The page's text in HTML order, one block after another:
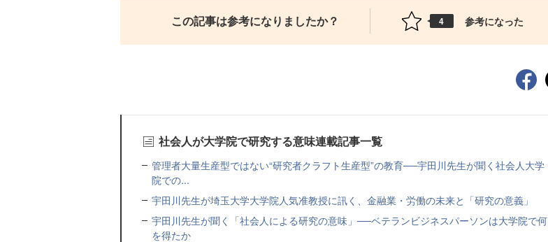
この記事は参考になりましたか？ 4 参考になった
社会人が大学院で研究する意味連載記事一覧
管理者大量生産型ではない“研究者クラフト生産型”の教育──宇田川先生が聞く社会人大学
院での...
宇田川先生が埼玉大学大学院人気准教授に訊く、金融業・労働の未来と「研究の意義」
宇田川先生が聞く「社会人による研究の意味」──ベテランビジネスパーソンは大学院で何
を得たか